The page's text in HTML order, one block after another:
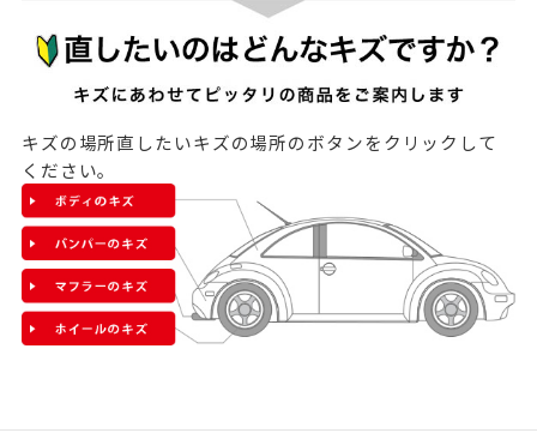
キズの場所直したいキズの場所のボタンをクリックして
ください。